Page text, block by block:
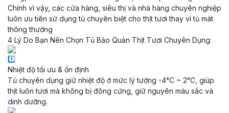
Chính vì vậy, các cửa hàng, siêu thị và nhà hàng chuyên nghiệp
luôn ưu tiên sử dụng tủ chuyên biệt cho thịt tươi thay vì tủ mát
thông thường
4 Lý Do Bạn Nên Chọn Tủ Bảo Quản Thịt Tươi Chuyên Dụng:
Nhiệt độ tối ưu & ổn định
Tủ chuyên dụng giữ nhiệt độ ở mức lý tưởng -4°C ~ 2°C, giúp
thịt luôn tươi mà không bị đông cứng, giữ nguyên màu sắc và
dinh dưỡng.